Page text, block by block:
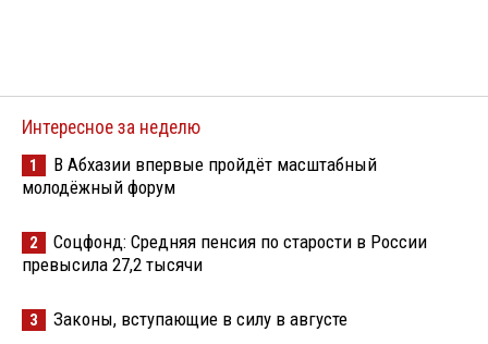
Интересное за неделю
1
В Абхазии впервые пройдёт масштабный
молодёжный форум
2
Соцфонд: Средняя пенсия по старости в России
превысила 27,2 тысячи
3 Законы, вступающие в силу в августе